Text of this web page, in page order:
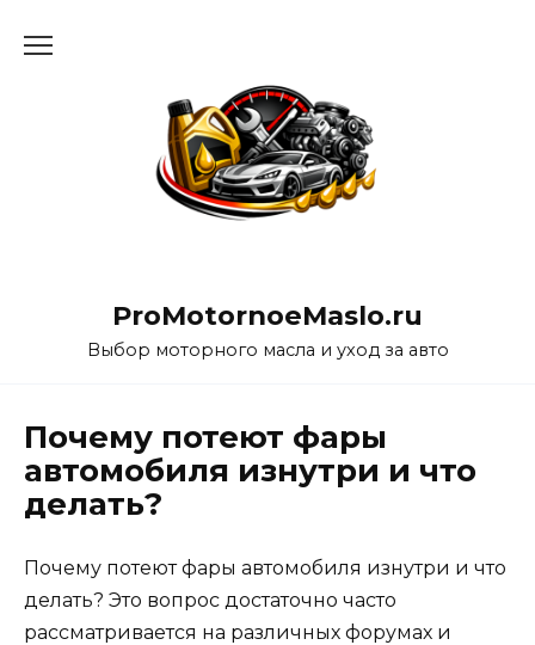
ProMotornoeMaslo.ru
Выбор моторного масла и уход за авто
Почему потеют фары
автомобиля изнутри и что
делать?
Почему потеют фары автомобиля изнутри и что
делать? Это вопрос достаточно часто
рассматривается на различных форумах и